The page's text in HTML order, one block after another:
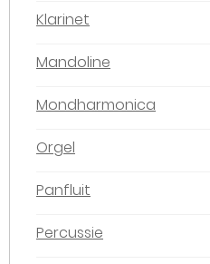
Klarinet
Mandoline
Mondharmonica
Orgel
Panfluit
Percussie